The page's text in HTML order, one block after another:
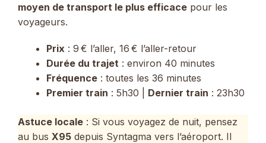
moyen de transport le plus efficace pour les
voyageurs.
Prix : 9 € l’aller, 16 € l’aller-retour
Durée du trajet : environ 40 minutes
Fréquence : toutes les 36 minutes
Premier train : 5h30 | Dernier train : 23h30
Astuce locale : Si vous voyagez de nuit, pensez
au bus X95 depuis Syntagma vers l’aéroport. Il